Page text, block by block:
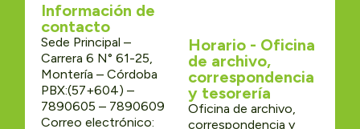
Información de
contacto
Sede Principal –
Carrera 6 N° 61-25,
Montería – Córdoba
PBX:(57+604) –
7890605 – 7890609
Correo electrónico:
Horario - Oficina
de archivo,
correspondencia
y tesorería
Oficina de archivo,
correspondencia y